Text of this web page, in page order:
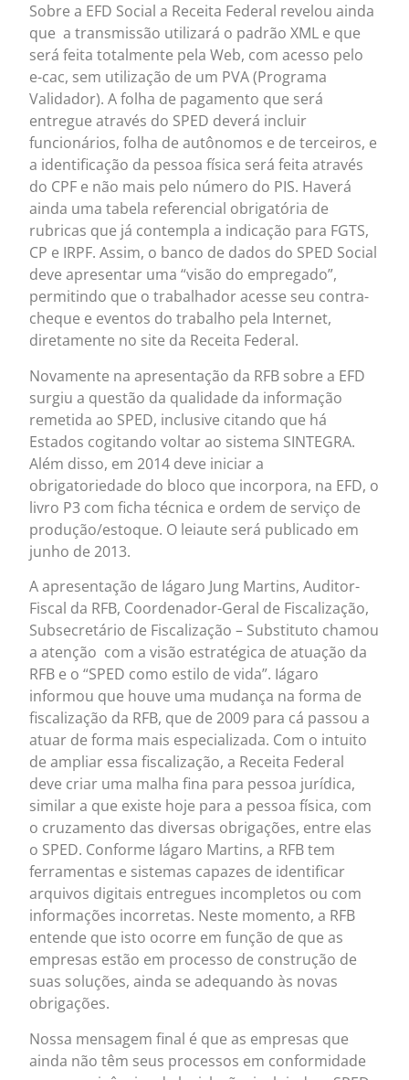
Sobre a EFD Social a Receita Federal revelou ainda
que a transmissão utilizará o padrão XML e que
será feita totalmente pela Web, com acesso pelo
e-cac, sem utilização de um PVA (Programa
Validador). A folha de pagamento que será
entregue através do SPED deverá incluir
funcionários, folha de autônomos e de terceiros, e
a identificação da pessoa física será feita através
do CPF e não mais pelo número do PIS. Haverá
ainda uma tabela referencial obrigatória de
rubricas que já contempla a indicação para FGTS,
CP e IRPF. Assim, o banco de dados do SPED Social
deve apresentar uma “visão do empregado”,
permitindo que o trabalhador acesse seu contra-
cheque e eventos do trabalho pela Internet,
diretamente no site da Receita Federal.
Novamente na apresentação da RFB sobre a EFD
surgiu a questão da qualidade da informação
remetida ao SPED, inclusive citando que há
Estados cogitando voltar ao sistema SINTEGRA.
Além disso, em 2014 deve iniciar a
obrigatoriedade do bloco que incorpora, na EFD, o
livro P3 com ficha técnica e ordem de serviço de
produção/estoque. O leiaute será publicado em
junho de 2013.
A apresentação de Iágaro Jung Martins, Auditor-
Fiscal da RFB, Coordenador-Geral de Fiscalização,
Subsecretário de Fiscalização – Substituto chamou
a atenção com a visão estratégica de atuação da
RFB e o “SPED como estilo de vida”. Iágaro
informou que houve uma mudança na forma de
fiscalização da RFB, que de 2009 para cá passou a
atuar de forma mais especializada. Com o intuito
de ampliar essa fiscalização, a Receita Federal
deve criar uma malha fina para pessoa jurídica,
similar a que existe hoje para a pessoa física, com
o cruzamento das diversas obrigações, entre elas
o SPED. Conforme Iágaro Martins, a RFB tem
ferramentas e sistemas capazes de identificar
arquivos digitais entregues incompletos ou com
informações incorretas. Neste momento, a RFB
entende que isto ocorre em função de que as
empresas estão em processo de construção de
suas soluções, ainda se adequando às novas
obrigações.
Nossa mensagem final é que as empresas que
ainda não têm seus processos em conformidade